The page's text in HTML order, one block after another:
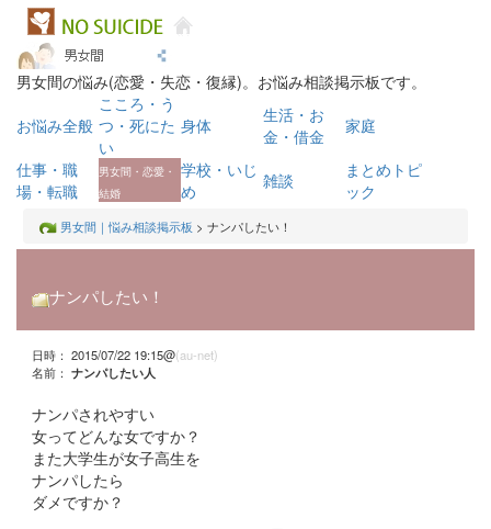
男女間の悩み(恋愛・失恋・復縁)。お悩み相談掲示板です。
お悩み全般
こころ・う
つ・死にた
い
身体
生活・お
金・借金
家庭
仕事・職
場・転職
男女間・恋愛・
結婚
学校・いじ
め
雑談
まとめトピ
ック
男女間｜悩み相談掲示板 > ナンパしたい！
ナンパしたい！
日時： 2015/07/22 19:15@(au-net)
名前： ナンパしたい人
ナンパされやすい
女ってどんな女ですか？
また大学生が女子高生を
ナンパしたら
ダメですか？